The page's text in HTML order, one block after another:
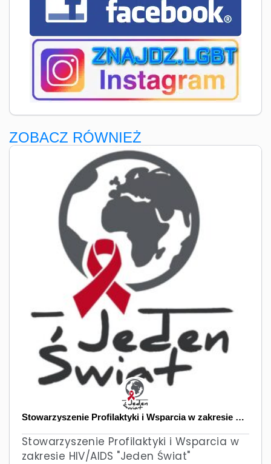
ZOBACZ RÓWNIEŻ
Stowarzyszenie Profilaktyki i Wsparcia w zakresie HIV / AIDS "Jeden Świat"
Stowarzyszenie Profilaktyki i Wsparcia w
zakresie HIV/AIDS "Jeden Świat"